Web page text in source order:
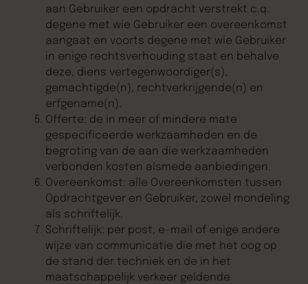
aan Gebruiker een opdracht verstrekt c.q.
degene met wie Gebruiker een overeenkomst
aangaat en voorts degene met wie Gebruiker
in enige rechtsverhouding staat en behalve
deze, diens vertegenwoordiger(s),
gemachtigde(n), rechtverkrijgende(n) en
erfgename(n).
Offerte: de in meer of mindere mate
gespecificeerde werkzaamheden en de
begroting van de aan die werkzaamheden
verbonden kosten alsmede aanbiedingen.
Overeenkomst: alle Overeenkomsten tussen
Opdrachtgever en Gebruiker, zowel mondeling
als schriftelijk.
Schriftelijk: per post, e-mail of enige andere
wijze van communicatie die met het oog op
de stand der techniek en de in het
maatschappelijk verkeer geldende